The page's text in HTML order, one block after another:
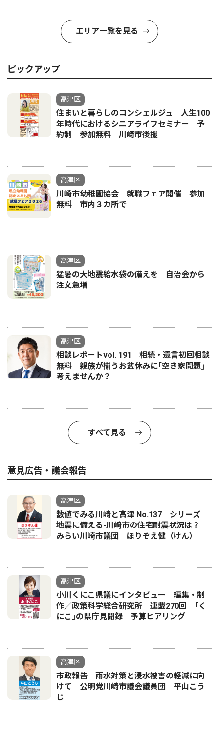
エリア一覧を見る
ピックアップ
高津区
住まいと暮らしのコンシェルジュ 人生100
年時代におけるシニアライフセミナー 予
約制 参加無料 川崎市後援
高津区
川崎市幼稚園協会 就職フェア開催 参加
無料 市内３カ所で
高津区
猛暑の大地震給水袋の備えを 自治会から
注文急増
高津区
相談レポートvol. 191 相続・遺言初回相談
無料 親族が揃うお盆休みに｢空き家問題｣
考えませんか？
すべて見る
意見広告・議会報告
高津区
数値でみる川崎と高津 No.137 シリーズ
地震に備える-川崎市の住宅耐震状況は？
みらい川崎市議団 ほりぞえ健（けん）
高津区
小川くにこ県議にインタビュー 編集・制
作／政策科学総合研究所 連載270回 ｢く
にこ｣の県庁見聞録 予算ヒアリング
高津区
市政報告 雨水対策と浸水被害の軽減に向
けて 公明党川崎市議会議員団 平山こう
じ